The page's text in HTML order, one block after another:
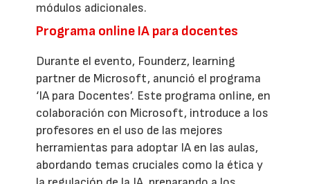
módulos adicionales.
Programa online IA para docentes
Durante el evento, Founderz, learning
partner de Microsoft, anunció el programa
‘IA para Docentes’. Este programa online, en
colaboración con Microsoft, introduce a los
profesores en el uso de las mejores
herramientas para adoptar IA en las aulas,
abordando temas cruciales como la ética y